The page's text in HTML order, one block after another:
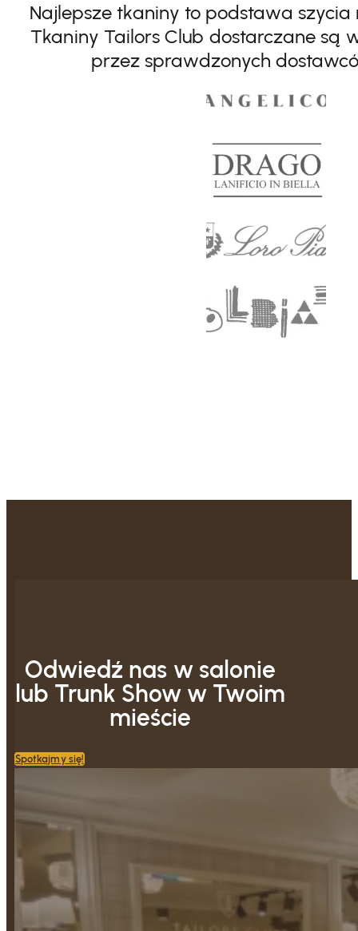
Najlepsze tkaniny to podstawa szycia
Tkaniny Tailors Club dostarczane są
przez sprawdzonych
Odwiedź nas w salonie
lub Trunk Show w Twoim
mieście
Spotkajmy się!